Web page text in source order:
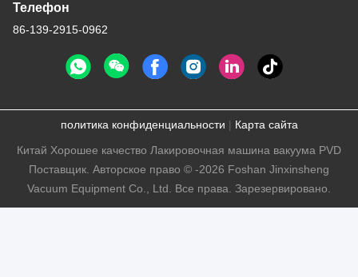
Телефон
86-139-2915-0962
политика конфиденциальности | Карта сайта
Китай Хорошее качество Лакировочная машина вакуума PVD
Поставщик. Авторское право © -2026 Foshan Jinxinsheng
Vacuum Equipment Co., Ltd. Все права. Зарезервировано.